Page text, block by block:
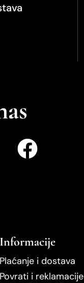
Informacije
Plaćanje i dostava
Povrati i reklamacije